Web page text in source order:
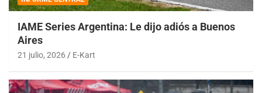
IAME Series Argentina: Le dijo adiós a Buenos
Aires
21 julio, 2026 E-Kart